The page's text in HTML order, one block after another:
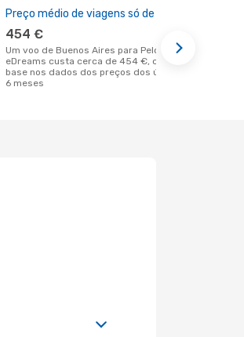
Preço médio de viagens só de ida
454 €
Um voo de Buenos Aires para Pelotas na
eDreams custa cerca de 454 €, com
base nos dados dos preços dos últimos
6 meses